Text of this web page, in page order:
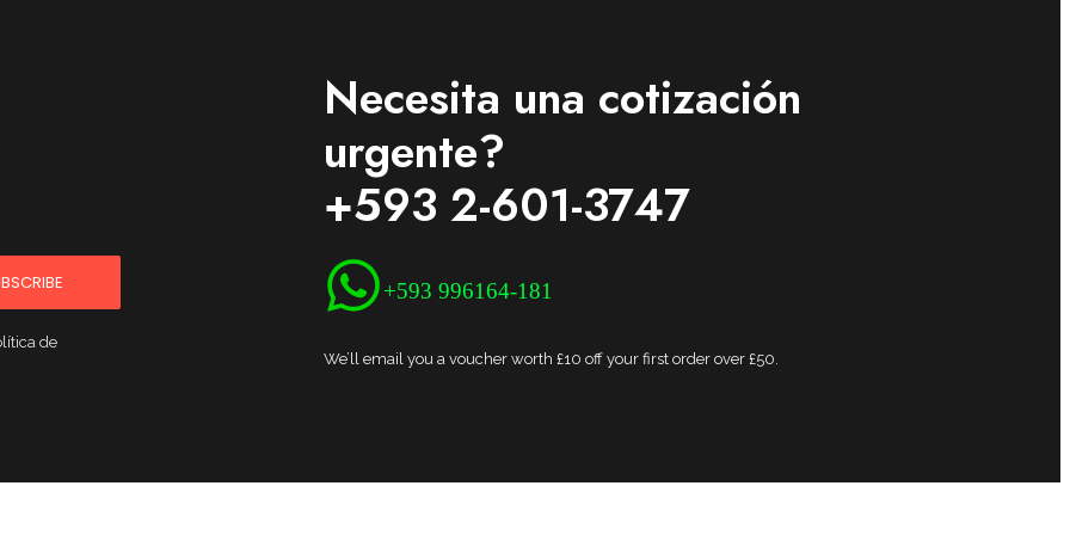
de
Necesita una cotización
urgente?
+593 2-601-3747
+593 996164-181
We’ll email you a voucher worth £10 off your first order over £50.